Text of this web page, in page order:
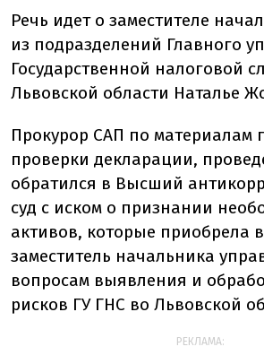
Речь идет о заместителе
из подразделений Главного
Государственной налоговой
Львовской области Наталье
Прокурор САП по материалам
проверки декларации,
обратился в Высший
суд с иском о признании
активов, которые приобрела
заместитель начальника
вопросам выявления и
рисков ГУ ГНС во Львовской
РЕКЛАМА: